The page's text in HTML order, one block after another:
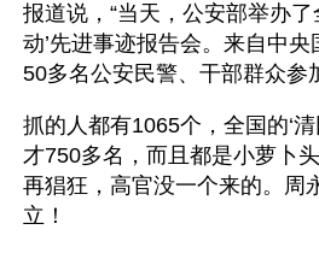
报道说，“当天，公安部举办
动’先进事迹报告会。来自中
50多名公安民警、干部群众参
抓的人都有1065个，全国的‘
才750多名，而且都是小萝卜
再猖狂，高官没一个来的。周
立！